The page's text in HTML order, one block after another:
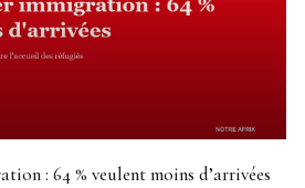
: 64 % veulent moins d’arrivées